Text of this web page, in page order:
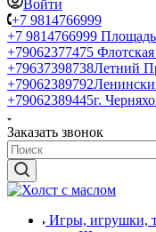
Войти
+7 9814766999
+7 9814766999
+79062377475
+79637398738Летний
+79062389792
+79062389445г.
Заказать звонок
Игры, игрушки,